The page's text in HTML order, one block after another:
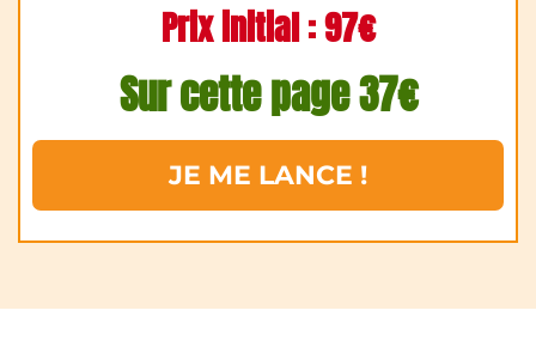
Prix initial : 97€
Sur cette page 37€
JE ME LANCE !